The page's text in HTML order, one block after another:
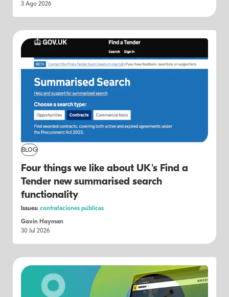
3 Ago 2026
BLOG
Four things we like about UK's Find a
Tender new summarised search
functionality
Issues: contrataciones públicas
Gavin Hayman
30 Jul 2026